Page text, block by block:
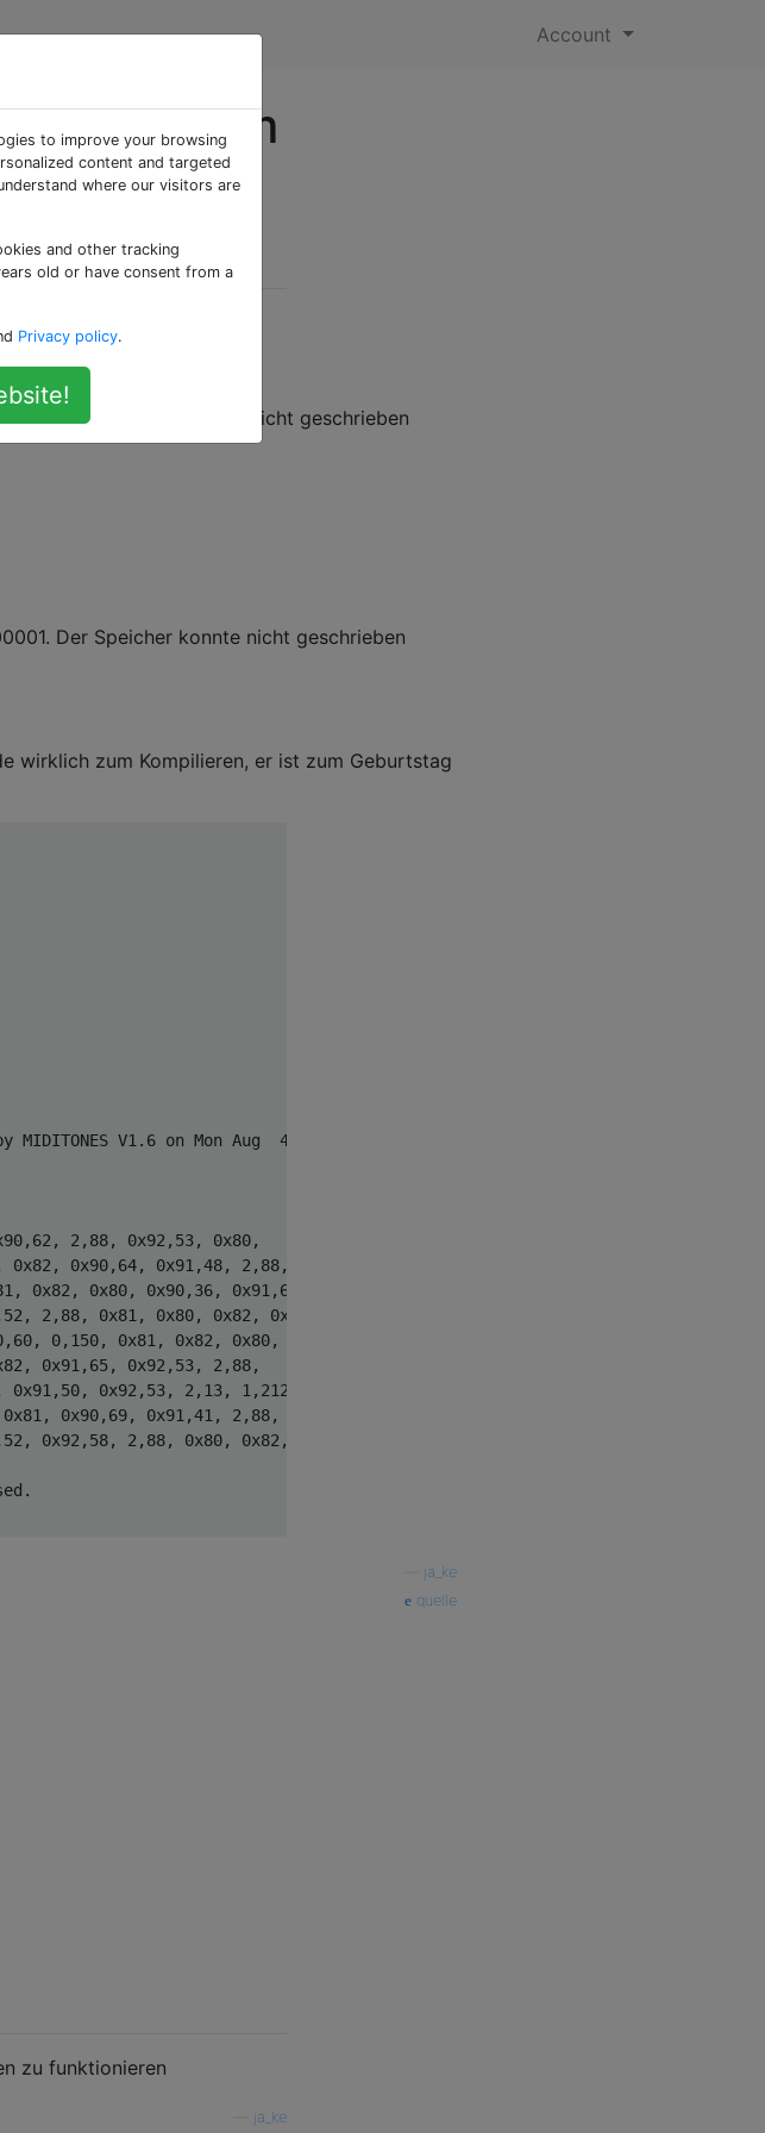
Account
beim
Der Speicher konnte nicht geschrieben
Der Speicher konnte nicht geschrieben
wirklich zum Kompilieren, er ist zum Geburtstag
V1.6 on Mon Aug  4 08:55:29 2014
2,88, 0x92,53, 0x80,
0x82, 0x90,64, 0x91,48, 2,88,
0x82, 0x80, 0x90,36, 0x91,62,
2,88, 0x81, 0x80, 0x82, 0x90,65,
0,150, 0x81, 0x82, 0x80,
0x91,65, 0x92,53, 2,88,
0x91,50, 0x92,53, 2,13, 1,212,
0x90,69, 0x91,41, 2,88,
0x92,58, 2,88, 0x80, 0x82, 0x81,
ja_ke
quelle
zu funktionieren
ja_ke
to improve your browsing
content and targeted
where our visitors are
and other tracking
old or have consent from a
Privacy policy.